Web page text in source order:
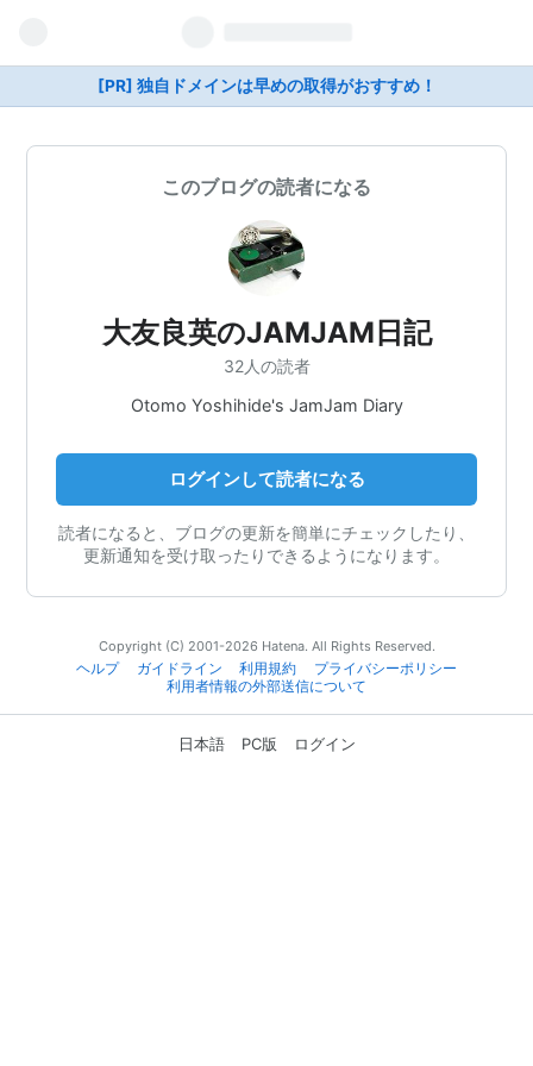
[PR] 独自ドメインは早めの取得がおすすめ！
このブログの読者になる
大友良英のJAMJAM日記
32人の読者
Otomo Yoshihide's JamJam Diary
ログインして読者になる
読者になると、ブログの更新を簡単にチェックしたり、
更新通知を受け取ったりできるようになります。
Copyright (C) 2001-2026 Hatena. All Rights Reserved.
ヘルプ
ガイドライン 利用規約
プライバシーポリシー
利用者情報の外部送信について
日本語 PC版 ログイン